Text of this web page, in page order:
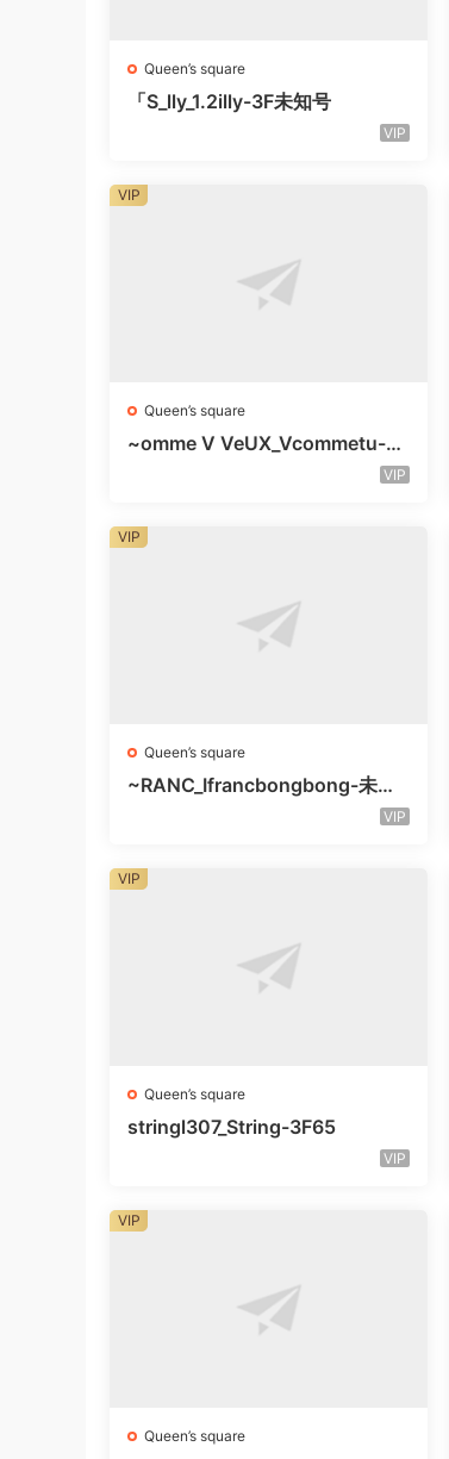
Queen’s square
「S_lly_1.2illy-3F未知号
VIP
Queen’s square
~omme V VeUX_Vcommetu-3F
VIP
VIP
Queen’s square
~RANC_Ifrancbongbong-未知
VIP
VIP
Queen’s square
stringl307_String-3F65
VIP
VIP
Queen’s square
VIP